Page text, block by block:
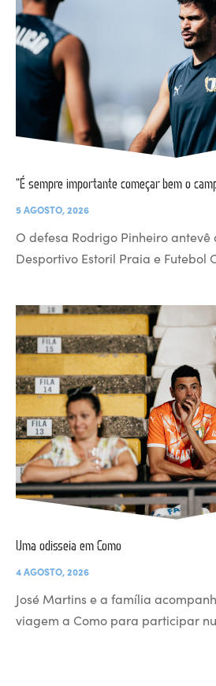
“É sempre importante começar bem o
5 AGOSTO, 2026
O defesa Rodrigo Pinheiro antevê
Desportivo Estoril Praia e Futebol
Uma odisseia em Como
4 AGOSTO, 2026
José Martins e a família
viagem a Como para participar